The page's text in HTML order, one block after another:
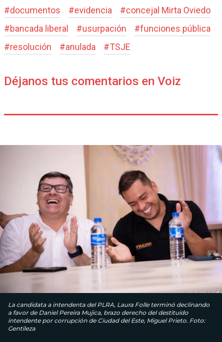
#documentos #evidencia #concejal Mirta Oviedo
#bancada liberal #usurpación #funciones pública
#resolución #anulada #TSJE
Déjanos tus comentarios en Voiz
La candidata a intendenta del PLRA, Laura Folle terminó declinando
a favor de Daniel Pereira Mujica, brazo derecho del destituido
intendente por corrupción de Ciudad del Este, Miguel Prieto. Foto:
Gentileza